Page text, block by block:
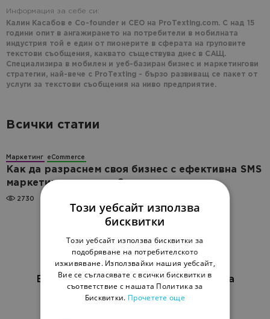
Информация за себе си:
Калин Касабов е Co-founder и CEO на ProTexting.com. С над 15
години опит в ангажирането на потребители в мобилната
индустрия той е един от пионерите в сферата на груповите
текстови съобщения, каквато съществува днес в САЩ.
Специализира в мобилен и уеб-базиран бизнес и маркетингови
стратегии, най-вече с ProTexting - бързо развиващ се пакет от
услуги за текстови съобщения на ниво предприятие.
Всички статии
Маркетинг eCommerce
Как да разраснем своя бизнес с ефективна SMS
маркетинг стратегия?
2730
Блог за онлайн маркетинг за бизнеса
Този уебсайт използва
бисквитки
Този уебсайт използва бисквитки за
подобряване на потребителското
изживяване. Използвайки нашия уебсайт,
Вие се съгласявате с всички бисквитки в
съответствие с нашата Политика за
Бисквитки. Прочетете още